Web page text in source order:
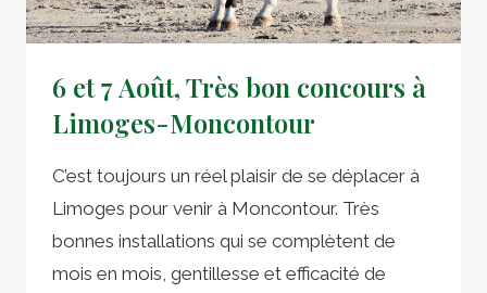
6 et 7 Août, Très bon concours à
Limoges-Moncontour
C’est toujours un réel plaisir de se déplacer à
Limoges pour venir à Moncontour. Très
bonnes installations qui se complètent de
mois en mois, gentillesse et efficacité de